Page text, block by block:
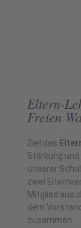
Eltern-
Freien
Ziel des
Stärkung
unserer
zwei
Mitglied aus
dem
zusammen.